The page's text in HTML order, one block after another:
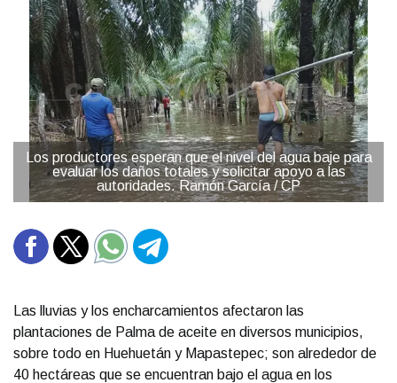
Los productores esperan que el nivel del agua baje para
evaluar los daños totales y solicitar apoyo a las
autoridades. Ramón García / CP
Las lluvias y los encharcamientos afectaron las
plantaciones de Palma de aceite en diversos municipios,
sobre todo en Huehuetán y Mapastepec; son alrededor de
40 hectáreas que se encuentran bajo el agua en los